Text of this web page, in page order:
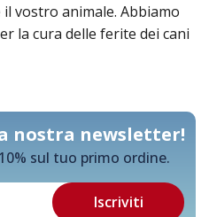
vostro animale. Abbiamo
la cura delle ferite dei cani
nostra newsletter!
sul tuo primo ordine.